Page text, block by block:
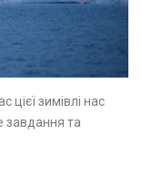
цієї зимівлі нас
завдання та